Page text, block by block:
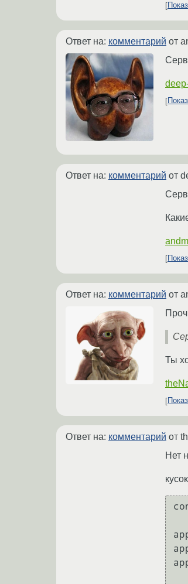
Ответ на: комментарий от
Ответ на: комментарий от
Ответ на: комментарий от
Ты
Ответ на: комментарий от
Нет